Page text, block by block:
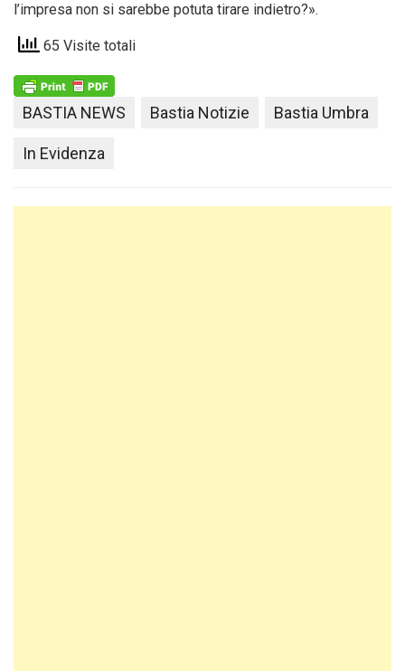
l’impresa non si sarebbe potuta tirare indietro?».
65 Visite totali
BASTIA NEWS Bastia Notizie Bastia Umbra
In Evidenza